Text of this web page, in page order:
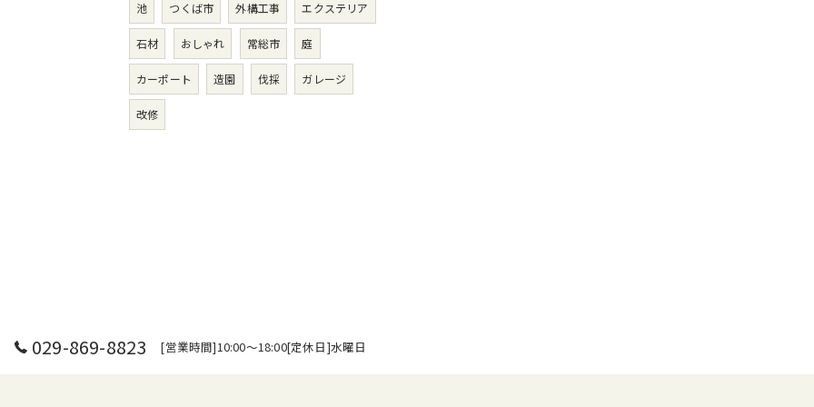
池 つくば市 外構工事 エクステリア
石材 おしゃれ 常総市 庭
カーポート 造園 伐採 ガレージ
改修
029-869-8823
[営業時間]10:00～18:00[定休日]水曜日